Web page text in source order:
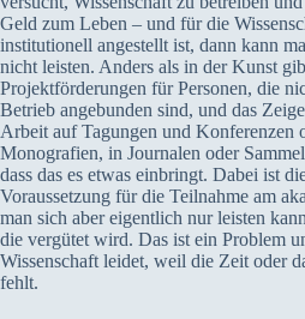
Geld zum Leben – und für die
institutionell angestellt ist, dann kann
nicht leisten. Anders als in der Kunst
Projektförderungen für Personen, die
Betrieb angebunden sind, und das
Arbeit auf Tagungen und Konferenzen
Monografien, in Journalen oder
dass das es etwas einbringt. Dabei ist
Voraussetzung für die Teilnahme am
man sich aber eigentlich nur leisten
die vergütet wird. Das ist ein Problem
Wissenschaft leidet, weil die Zeit oder
fehlt.